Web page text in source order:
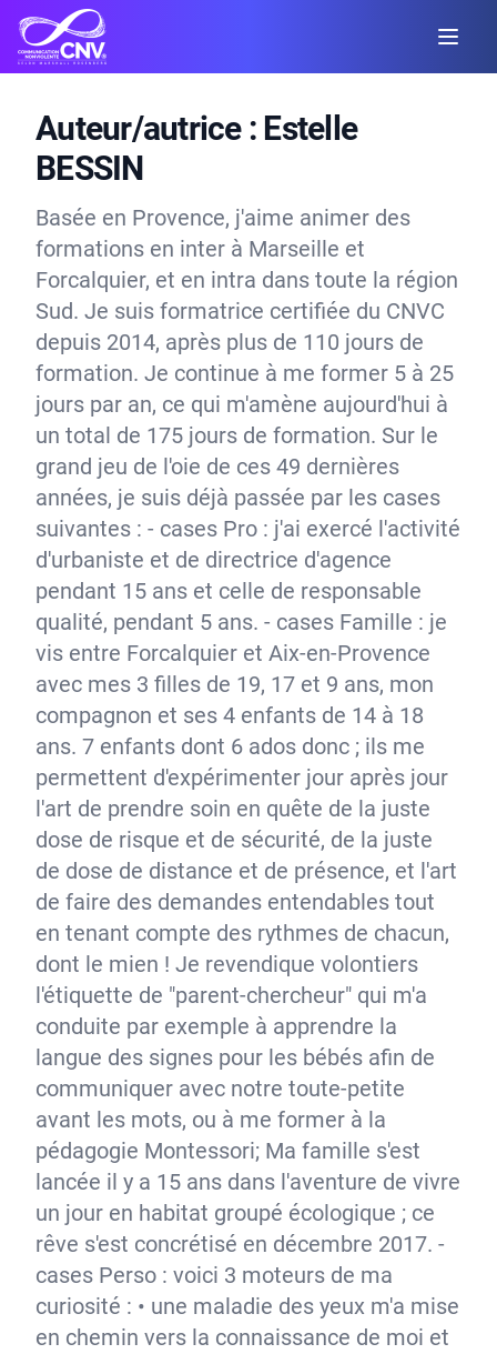
Auteur/autrice : Estelle
BESSIN
Basée en Provence, j'aime animer des
formations en inter à Marseille et
Forcalquier, et en intra dans toute la région
Sud. Je suis formatrice certifiée du CNVC
depuis 2014, après plus de 110 jours de
formation. Je continue à me former 5 à 25
jours par an, ce qui m'amène aujourd'hui à
un total de 175 jours de formation. Sur le
grand jeu de l'oie de ces 49 dernières
années, je suis déjà passée par les cases
suivantes : - cases Pro : j'ai exercé l'activité
d'urbaniste et de directrice d'agence
pendant 15 ans et celle de responsable
qualité, pendant 5 ans. - cases Famille : je
vis entre Forcalquier et Aix-en-Provence
avec mes 3 filles de 19, 17 et 9 ans, mon
compagnon et ses 4 enfants de 14 à 18
ans. 7 enfants dont 6 ados donc ; ils me
permettent d'expérimenter jour après jour
l'art de prendre soin en quête de la juste
dose de risque et de sécurité, de la juste
de dose de distance et de présence, et l'art
de faire des demandes entendables tout
en tenant compte des rythmes de chacun,
dont le mien ! Je revendique volontiers
l'étiquette de "parent-chercheur" qui m'a
conduite par exemple à apprendre la
langue des signes pour les bébés afin de
communiquer avec notre toute-petite
avant les mots, ou à me former à la
pédagogie Montessori; Ma famille s'est
lancée il y a 15 ans dans l'aventure de vivre
un jour en habitat groupé écologique ; ce
rêve s'est concrétisé en décembre 2017. -
cases Perso : voici 3 moteurs de ma
curiosité : • une maladie des yeux m'a mise
en chemin vers la connaissance de moi et